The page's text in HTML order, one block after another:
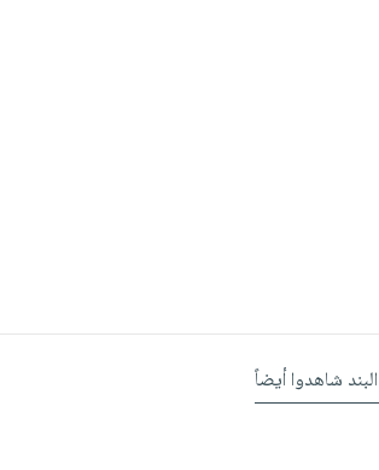
شاهدوا أيضاً